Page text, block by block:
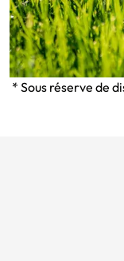
* Sous réserve de